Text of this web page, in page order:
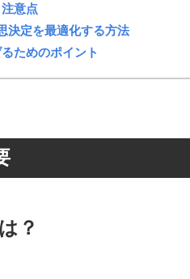
意点
決定を最適化する方法
ためのポイント
？